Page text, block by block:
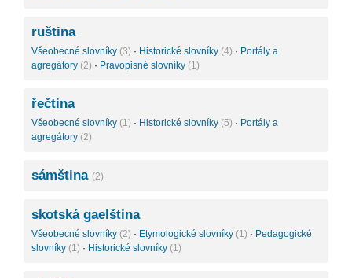
ruština
Všeobecné slovníky (3) · Historické slovníky (4) · Portály a
agregátory (2) · Pravopisné slovníky (1)
řečtina
Všeobecné slovníky (1) · Historické slovníky (5) · Portály a
agregátory (2)
sámština (2)
skotská gaelština
Všeobecné slovníky (2) · Etymologické slovníky (1) · Pedagogické
slovníky (1) · Historické slovníky (1)